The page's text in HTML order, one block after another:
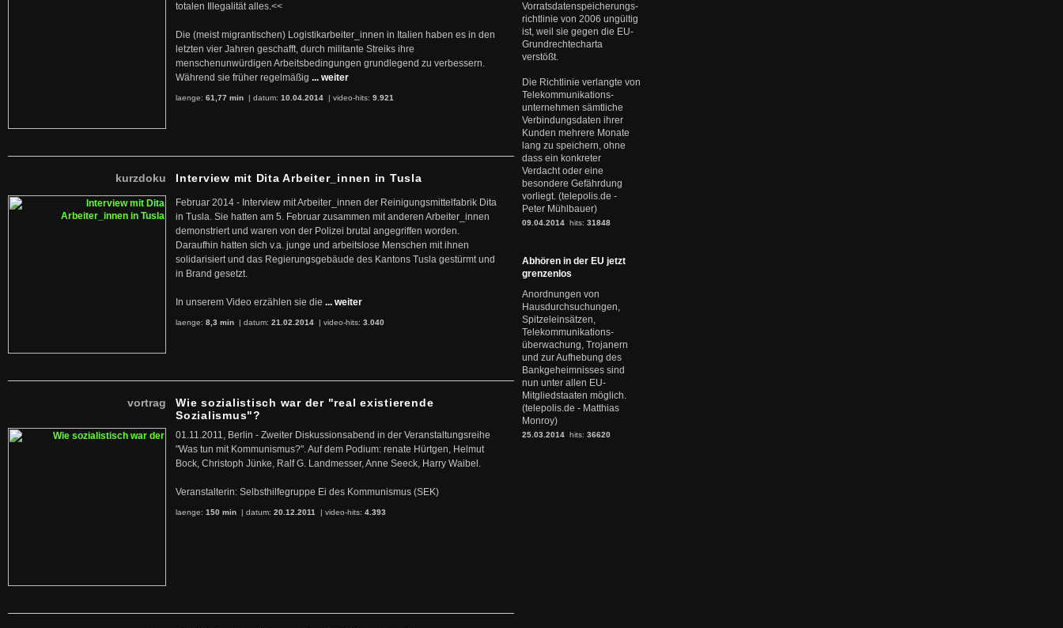
totalen Illegalität alles.<<
Die (meist migrantischen) Logistikarbeiter_innen in Italien haben es in den
letzten vier Jahren geschafft, durch militante Streiks ihre
menschenunwürdigen Arbeitsbedingungen grundlegend zu verbessern.
Während sie früher regelmäßig ... weiter
laenge: 61,77 min | datum: 10.04.2014 | video-hits: 9.921
kurzdoku Interview mit Dita Arbeiter_innen in Tusla
Februar 2014 - Interview mit Arbeiter_innen der Reinigungsmittelfabrik Dita
in Tusla. Sie hatten am 5. Februar zusammen mit anderen Arbeiter_innen
demonstriert und waren von der Polizei brutal angegriffen worden.
Daraufhin hatten sich v.a. junge und arbeitslose Menschen mit ihnen
solidarisiert und das Regierungsgebäude des Kantons Tusla gestürmt und
in Brand gesetzt.
In unserem Video erzählen sie die ... weiter
laenge: 8,3 min | datum: 21.02.2014 | video-hits: 3.040
vortrag
Wie sozialistisch war der "real existierende
Sozialismus"?
01.11.2011, Berlin - Zweiter Diskussionsabend in der Veranstaltungsreihe
"Was tun mit Kommunismus?". Auf dem Podium: renate Hürtgen, Helmut
Bock, Christoph Jünke, Ralf G. Landmesser, Anne Seeck, Harry Waibel.
Veranstalterin: Selbsthilfegruppe Ei des Kommunismus (SEK)
laenge: 150 min | datum: 20.12.2011 | video-hits: 4.393
Vorratsdatenspeicherungs-
richtlinie von 2006 ungültig
ist, weil sie gegen die EU-
Grundrechtecharta
verstößt.
Die Richtlinie verlangte von
Telekommunikations-
unternehmen sämtliche
Verbindungsdaten ihrer
Kunden mehrere Monate
lang zu speichern, ohne
dass ein konkreter
Verdacht oder eine
besondere Gefährdung
vorliegt. (telepolis.de -
Peter Mühlbauer)
09.04.2014 hits: 31848
Abhören in der EU jetzt
grenzenlos
Anordnungen von
Hausdurchsuchungen,
Spitzeleinsätzen,
Telekommunikations-
überwachung, Trojanern
und zur Aufhebung des
Bankgeheimnisses sind
nun unter allen EU-
Mitgliedstaaten möglich.
(telepolis.de - Matthias
Monroy)
25.03.2014 hits: 36620